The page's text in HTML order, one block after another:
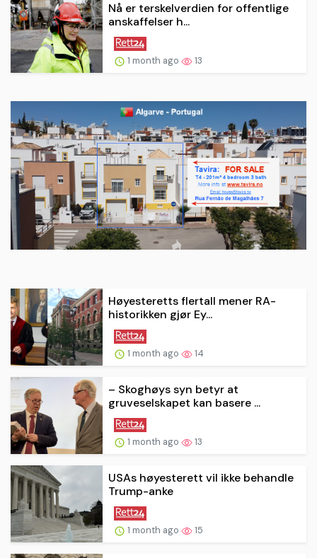
Nå er terskelverdien for offentlige
anskaffelser h...
1 month ago 13
Høyesteretts flertall mener RA-
historikken gjør Ey...
1 month ago 14
– Skoghøys syn betyr at
gruveselskapet kan basere ...
1 month ago 13
USAs høyesterett vil ikke behandle
Trump-anke
1 month ago 15